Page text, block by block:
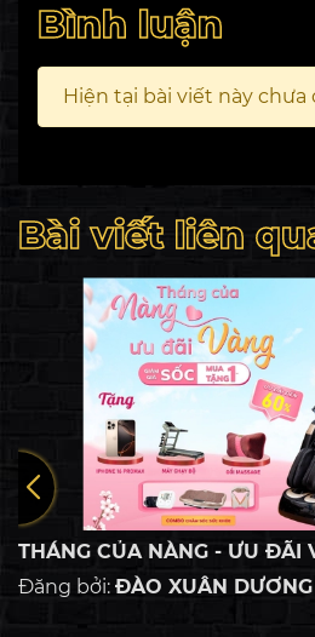
Bình luận
Hiện tại bài viết này chưa
Bài viết liên
THÁNG CỦA NÀNG - ƯU ĐÃI
Đăng bởi: ĐÀO XUÂN DƯƠNG